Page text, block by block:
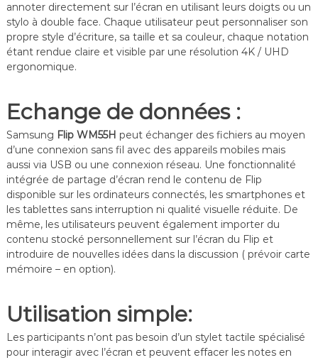
annoter directement sur l’écran en utilisant leurs doigts ou un
stylo à double face. Chaque utilisateur peut personnaliser son
propre style d’écriture, sa taille et sa couleur, chaque notation
étant rendue claire et visible par une résolution 4K / UHD
ergonomique.
Echange de données :
Samsung Flip WM55H peut échanger des fichiers au moyen
d’une connexion sans fil avec des appareils mobiles mais
aussi via USB ou une connexion réseau. Une fonctionnalité
intégrée de partage d’écran rend le contenu de Flip
disponible sur les ordinateurs connectés, les smartphones et
les tablettes sans interruption ni qualité visuelle réduite. De
même, les utilisateurs peuvent également importer du
contenu stocké personnellement sur l’écran du Flip et
introduire de nouvelles idées dans la discussion ( prévoir carte
mémoire – en option).
Utilisation simple:
Les participants n’ont pas besoin d’un stylet tactile spécialisé
pour interagir avec l’écran et peuvent effacer les notes en